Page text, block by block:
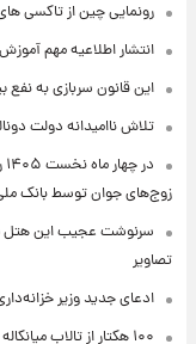
رونمایی چین از تاکسی
انتشار اطلاعیه مهم
این قانون سربازی به نفع
تلاش ناامیدانه‌ دولت
زوج‌های جوان توسط بانک
سرنوشت عجیب این هتل
تصاویر
ادعای جدید وزیر
۱۰۰ هکتار از تالاب میانکاله در آتش عمدی خاکستر شد + تصاویر